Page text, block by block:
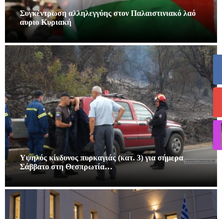
Συγκέντρωση αλληλεγγύης στον Παλαιστινιακό λαό
αυριο Κυριακή
Υψηλός κίνδυνος πυρκαγιάς (κατ. 3) για σήμερα
Σάββατο στη Θεσπρωτία…